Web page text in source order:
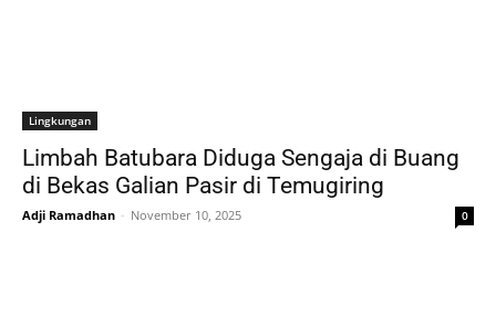
Lingkungan
Limbah Batubara Diduga Sengaja di Buang
di Bekas Galian Pasir di Temugiring
Adji Ramadhan - November 10, 2025 0